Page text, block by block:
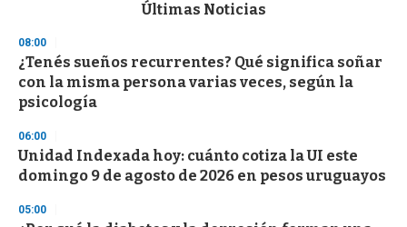
d
s
o
f
3
s
e
c
o
d
Últimas Noticias
08:00
¿Tenés sueños recurrentes? Qué significa soñar
con la misma persona varias veces, según la
psicología
06:00
Unidad Indexada hoy: cuánto cotiza la UI este
domingo 9 de agosto de 2026 en pesos uruguayos
05:00